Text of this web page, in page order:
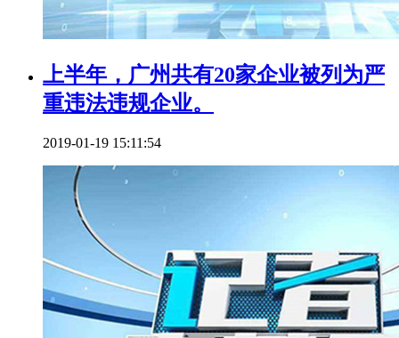
上半年，广州共有20家企业被列为严
重违法违规企业。
2019-01-19 15:11:54